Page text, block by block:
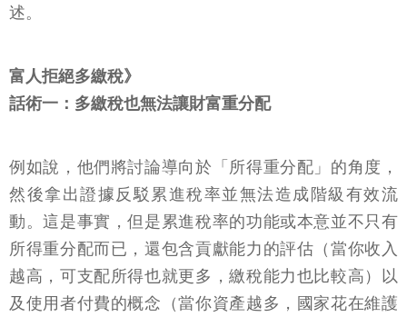
述。
富人拒絕多繳稅》
話術一：多繳稅也無法讓財富重分配
例如說，他們將討論導向於「所得重分配」的角度，
然後拿出證據反駁累進稅率並無法造成階級有效流
動。這是事實，但是累進稅率的功能或本意並不只有
所得重分配而已，還包含貢獻能力的評估（當你收入
越高，可支配所得也就更多，繳稅能力也比較高）以
及使用者付費的概念（當你資產越多，國家花在維護